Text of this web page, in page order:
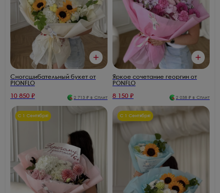
Сногсшибательный букет от
PIONFLO
10 850 ₽ 2 713 ₽ в Сплит
Яркое сочетание георгин от
PONFLO
8 150 ₽ 2 038 ₽ в Сплит
С 1 Сентября! С 1 Сентября!